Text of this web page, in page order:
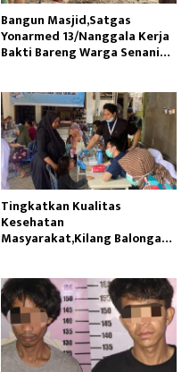
Bangun Masjid,Satgas
Yonarmed 13/Nanggala Kerja
Bakti Bareng Warga Senaning
Tingkatkan Kualitas
Kesehatan
Masyarakat,Kilang Balongan